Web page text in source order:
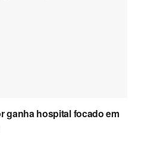
ganha hospital focado em